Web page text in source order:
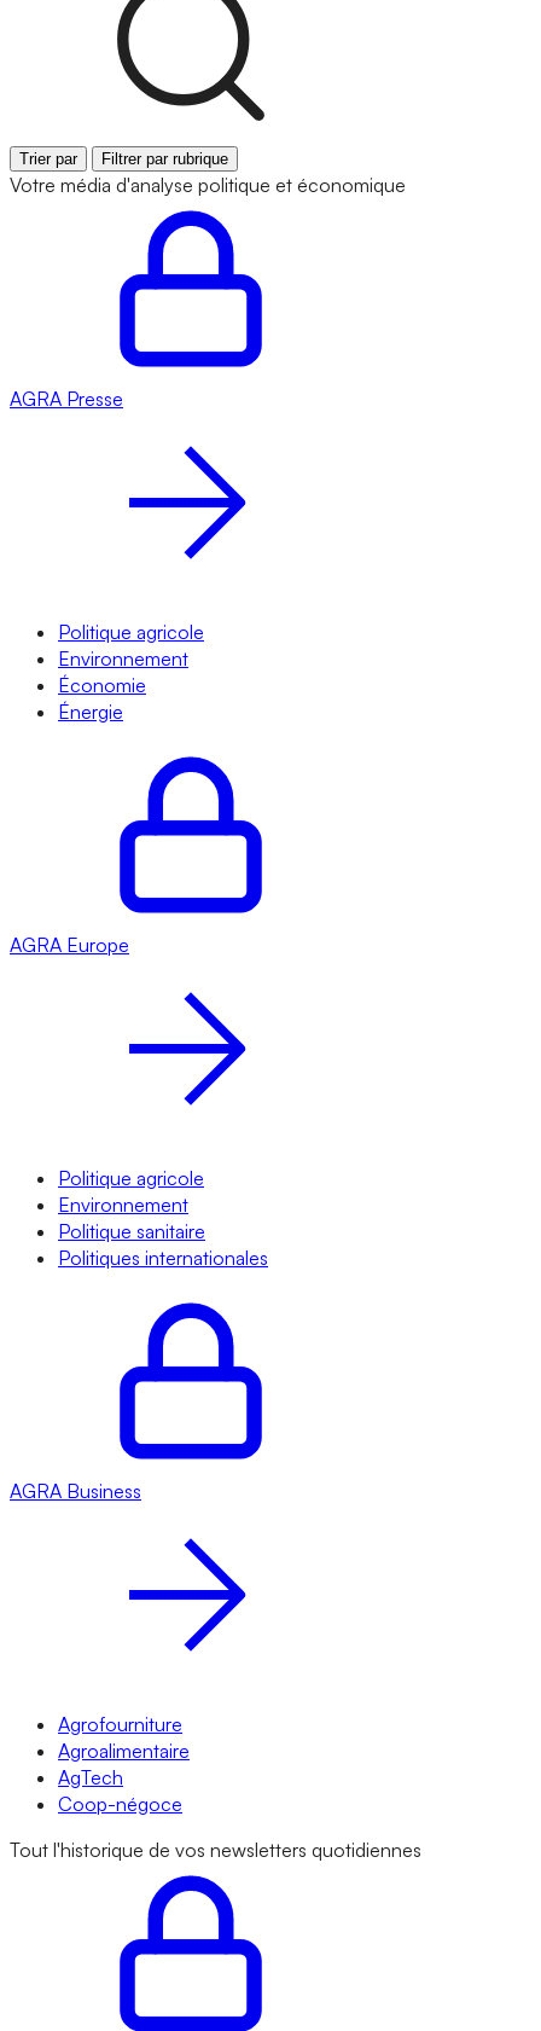
Trier par Filtrer par rubrique
Votre média d'analyse politique et économique
AGRA Presse
Politique agricole
Environnement
Économie
Énergie
AGRA Europe
Politique agricole
Environnement
Politique sanitaire
Politiques internationales
AGRA Business
Agrofourniture
Agroalimentaire
AgTech
Coop-négoce
Tout l'historique de vos newsletters quotidiennes